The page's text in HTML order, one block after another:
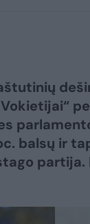
balsų ir
partija.